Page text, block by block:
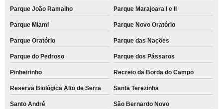
Parque João Ramalho Parque Marajoara I e II
Parque Miami Parque Novo Oratório
Parque Oratório Parque das Nações
Parque do Pedroso Parque dos Pássaros
Pinheirinho Recreio da Borda do Campo
Reserva Biológica Alto de Serra Santa Terezinha
Santo André São Bernardo Novo